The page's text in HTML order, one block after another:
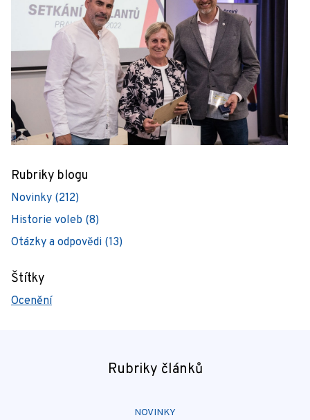
Rubriky blogu
Novinky (212)
Historie voleb (8)
Otázky a odpovědi (13)
Štítky
Ocenění
Rubriky článků
NOVINKY